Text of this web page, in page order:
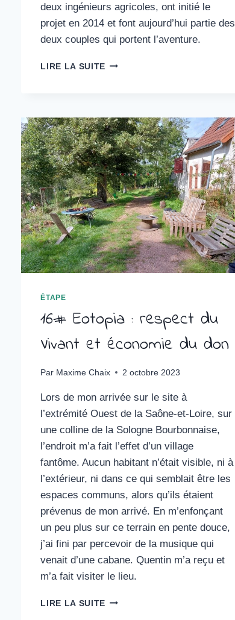
deux ingénieurs agricoles, ont initié le
projet en 2014 et font aujourd’hui partie des
deux couples qui portent l’aventure.
LIRE LA SUITE 21#
UN
ECOLIEU
EN
RELANCEMENT
ÉTAPE
16# Eotopia : respect du
Vivant et économie du don
Par Maxime Chaix 2 octobre 2023
Lors de mon arrivée sur le site à
l’extrémité Ouest de la Saône-et-Loire, sur
une colline de la Sologne Bourbonnaise,
l’endroit m’a fait l’effet d’un village
fantôme. Aucun habitant n’était visible, ni à
l’extérieur, ni dans ce qui semblait être les
espaces communs, alors qu’ils étaient
prévenus de mon arrivé. En m’enfonçant
un peu plus sur ce terrain en pente douce,
j’ai fini par percevoir de la musique qui
venait d’une cabane. Quentin m’a reçu et
m’a fait visiter le lieu.
LIRE LA SUITE 16#